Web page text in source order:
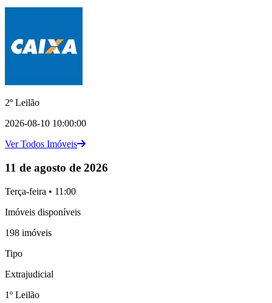
2º Leilão
2026-08-10 10:00:00
Ver Todos Imóveis
11 de agosto de 2026
Terça-feira • 11:00
Imóveis disponíveis
198 imóveis
Tipo
Extrajudicial
1º Leilão